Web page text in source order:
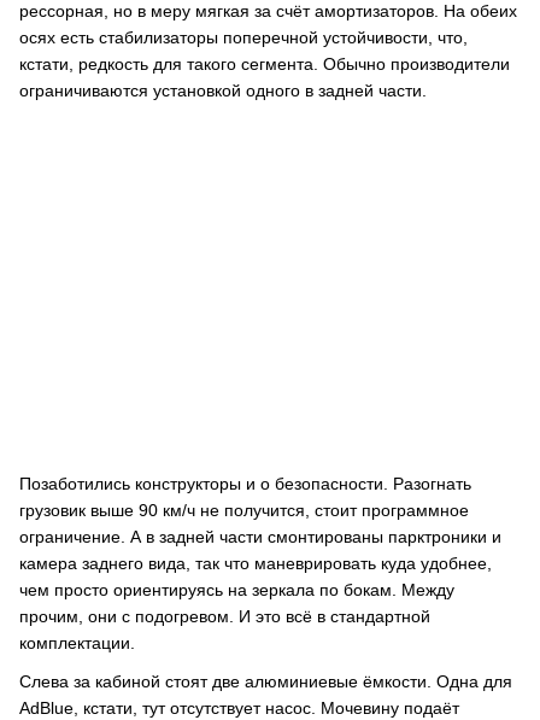
рессорная, но в меру мягкая за счёт амортизаторов. На обеих
осях есть стабилизаторы поперечной устойчивости, что,
кстати, редкость для такого сегмента. Обычно производители
ограничиваются установкой одного в задней части.
Позаботились конструкторы и о безопасности. Разогнать
грузовик выше 90 км/ч не получится, стоит программное
ограничение. А в задней части смонтированы парктроники и
камера заднего вида, так что маневрировать куда удобнее,
чем просто ориентируясь на зеркала по бокам. Между
прочим, они с подогревом. И это всё в стандартной
комплектации.
Слева за кабиной стоят две алюминиевые ёмкости. Одна для
AdBlue, кстати, тут отсутствует насос. Мочевину подаёт